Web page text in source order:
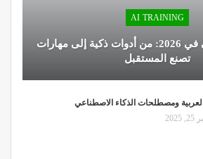
AI TRAINING
الذكاء الاصطناعي في 2026: من أدوات ذكية إلى مهارات
تصنع المستقبل
العربية ومصطلحات الذكاء الاصطناعي